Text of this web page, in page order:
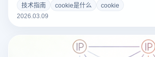
隔离与多账号管理，帮助用户高效运营账号。
技术指南 cookie是什么
cookie
2026.03.09